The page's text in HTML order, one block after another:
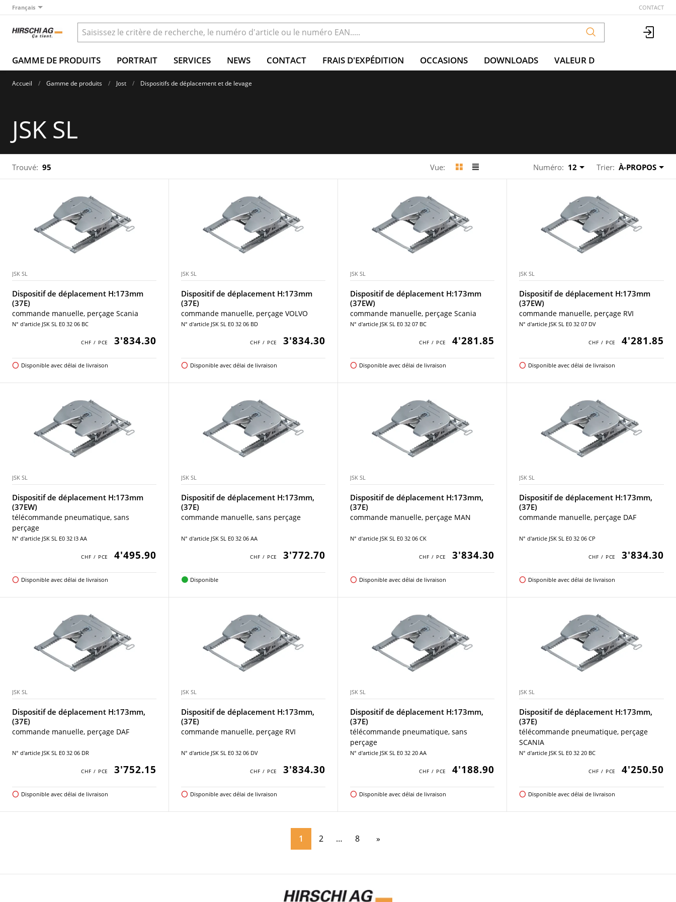
Français CONTACT
GAMME DE PRODUITS PORTRAIT SERVICES NEWS CONTACT FRAIS D'EXPÉDITION OCCASIONS DOWNLOADS VALEUR D
Accueil Gamme de produits Jost Dispositifs de déplacement et de levage
JSK SL
Trouvé: 95 Vue: Numéro: 12 Trier: À-PROPOS
JSK SL
Dispositif de déplacement H:173mm
(37E)
commande manuelle, perçage Scania
N° d'article JSK SL E0 32 06 BC
3'834.30
Disponible avec délai de livraison
JSK SL
Dispositif de déplacement H:173mm
(37E)
commande manuelle, perçage VOLVO
N° d'article JSK SL E0 32 06 BD
3'834.30
Disponible avec délai de livraison
JSK SL
Dispositif de déplacement H:173mm
(37EW)
commande manuelle, perçage Scania
N° d'article JSK SL E0 32 07 BC
4'281.85
Disponible avec délai de livraison
JSK SL
Dispositif de déplacement H:173mm
(37EW)
commande manuelle, perçage RVI
N° d'article JSK SL E0 32 07 DV
4'281.85
Disponible avec délai de livraison
JSK SL
Dispositif de déplacement H:173mm
(37EW)
télécommande pneumatique, sans
perçage
N° d'article JSK SL E0 32 I3 AA
4'495.90
Disponible avec délai de livraison
JSK SL
Dispositif de déplacement H:173mm,
(37E)
commande manuelle, sans perçage
N° d'article JSK SL E0 32 06 AA
3'772.70
Disponible
JSK SL
Dispositif de déplacement H:173mm,
(37E)
commande manuelle, perçage MAN
N° d'article JSK SL E0 32 06 CK
3'834.30
Disponible avec délai de livraison
JSK SL
Dispositif de déplacement H:173mm,
(37E)
commande manuelle, perçage DAF
N° d'article JSK SL E0 32 06 CP
3'834.30
Disponible avec délai de livraison
JSK SL
Dispositif de déplacement H:173mm,
(37E)
commande manuelle, perçage DAF
N° d'article JSK SL E0 32 06 DR
3'752.15
Disponible avec délai de livraison
JSK SL
Dispositif de déplacement H:173mm,
(37E)
commande manuelle, perçage RVI
N° d'article JSK SL E0 32 06 DV
3'834.30
Disponible avec délai de livraison
JSK SL
Dispositif de déplacement H:173mm,
(37E)
télécommande pneumatique, sans
perçage
N° d'article JSK SL E0 32 20 AA
4'188.90
Disponible avec délai de livraison
JSK SL
Dispositif de déplacement H:173mm,
(37E)
télécommande pneumatique, perçage
SCANIA
N° d'article JSK SL E0 32 20 BC
4'250.50
Disponible avec délai de livraison
1 2 8